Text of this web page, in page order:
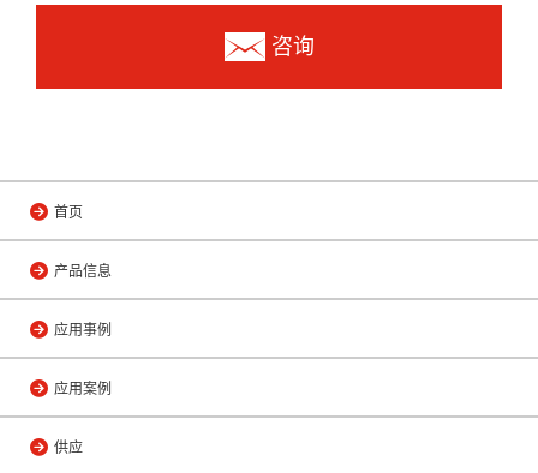
咨询
首页
产品信息
应用事例
应用案例
供应